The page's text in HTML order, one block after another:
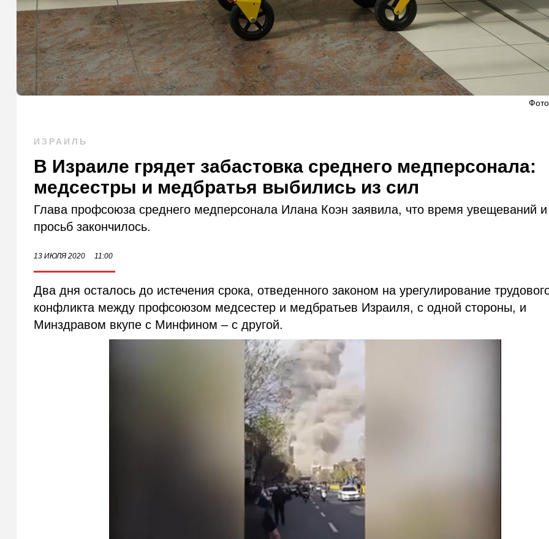
ИЗРАИЛЬ
В Израиле грядет забастовка среднего медперсонала:
медсестры и медбратья выбились из сил
Глава профсоюза среднего медперсонала Илана Коэн заявила, что время увещеваний и
просьб закончилось.
13 ИЮЛЯ 2020 11:00
Два дня осталось до истечения срока, отведенного законом на урегулирование
конфликта между профсоюзом медсестер и медбратьев Израиля, с одной стороны, и
Минздравом вкупе с Минфином – с другой.